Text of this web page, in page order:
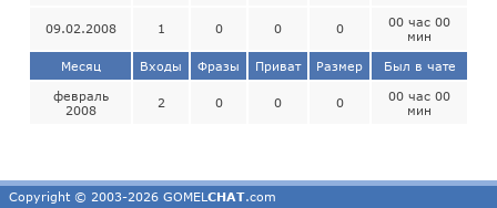
09.02.2008 1 0 0 0
00 час 00
мин
Месяц Входы Фразы Приват Размер Был в чате
февраль
2008
2 0 0 0
00 час 00
мин
Copyright © 2003-2026 GOMEL CHAT.com